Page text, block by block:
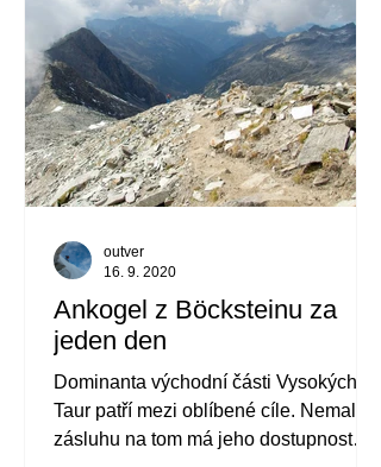
Ankogel z Böcksteinu za
jeden den
Dominanta východní části Vysokých
Taur patří mezi oblíbené cíle. Nemalou
zásluhu na tom má jeho dostupnost
outver
16. 9. 2020